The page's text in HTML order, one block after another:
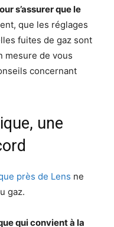
s’assurer que le
que les réglages
fuites de gaz sont
mesure de vous
concernant
une
près de Lens ne
gaz.
qui convient à la